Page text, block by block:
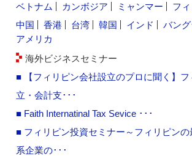
ベトナム
カンボジア ミャンマー フ
中国
香港 台湾 韓国 インド バング
アメリカ
海外ビジネスセミナー
■ 【フィリピン会社設立のプロに聞く】
立・会計支･･･
■ Faith Internatinal Tax Sevice ･･･
■ フィリピン投資セミナー～フィリピンの
系企業の･･･